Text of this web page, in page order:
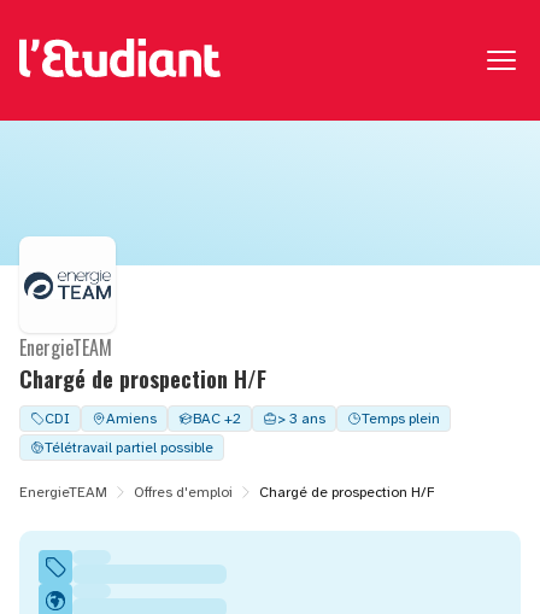
Chargé de prospection H/F
EnergieTEAM
CDI Amiens BAC +2 > 3 ans
Temps plein
Télétravail partiel possible
EnergieTEAM Offres d'emploi Chargé de prospection H/F